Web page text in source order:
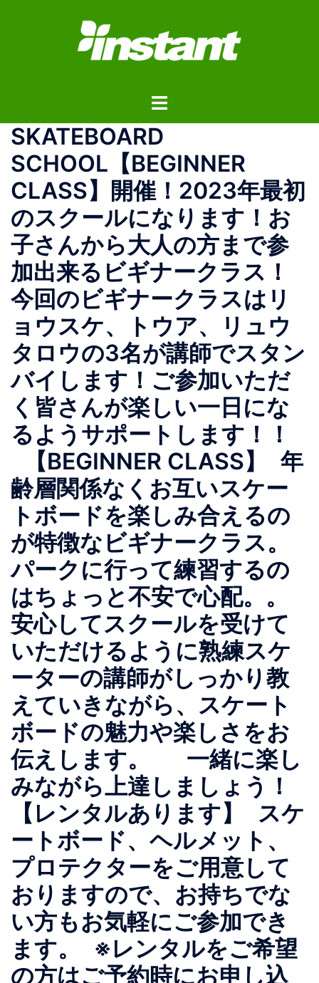
ス
ト
ル
メ
ニ
ュ
ー
SKATEBOARD
SCHOOL【BEGINNER
CLASS】開催！2023年最初
のスクールになります！お
子さんから大人の方まで参
加出来るビギナークラス！
今回のビギナークラスはリ
ョウスケ、トウア、リュウ
タロウの3名が講師でスタン
バイします！ご参加いただ
く皆さんが楽しい一日にな
るようサポートします！！
【BEGINNER CLASS】 年
齢層関係なくお互いスケー
トボードを楽しみ合えるの
が特徴なビギナークラス。
パークに行って練習するの
はちょっと不安で心配。。
安心してスクールを受けて
いただけるように熟練スケ
ーターの講師がしっかり教
えていきながら、スケート
ボードの魅力や楽しさをお
伝えします。 一緒に楽し
みながら上達しましょう！
【レンタルあります】 スケ
ートボード、ヘルメット、
プロテクターをご用意して
おりますので、お持ちでな
い方もお気軽にご参加でき
ます。 ※レンタルをご希望
の方はご予約時にお申し込